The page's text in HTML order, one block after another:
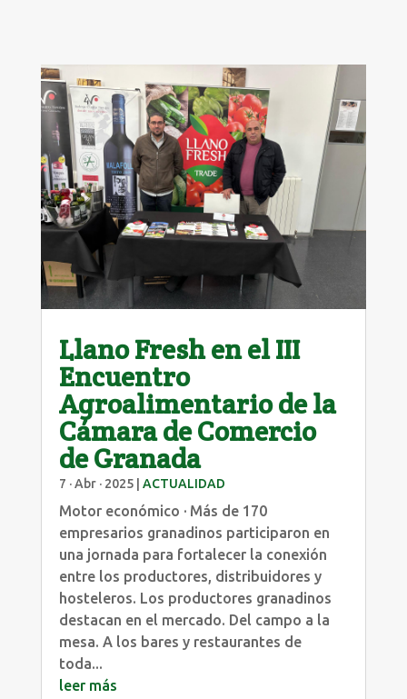
Llano Fresh en el III
Encuentro
Agroalimentario de la
Cámara de Comercio
de Granada
7 · Abr · 2025| ACTUALIDAD
Motor económico · Más de 170
empresarios granadinos participaron en
una jornada para fortalecer la conexión
entre los productores, distribuidores y
hosteleros. Los productores granadinos
destacan en el mercado. Del campo a la
mesa. A los bares y restaurantes de
toda...
leer más